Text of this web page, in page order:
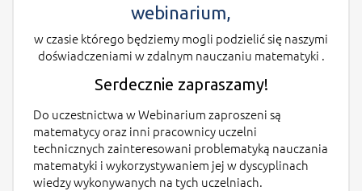
webinarium,
w czasie którego będziemy mogli podzielić się naszymi
doświadczeniami w zdalnym nauczaniu matematyki .
Serdecznie zapraszamy!
Do uczestnictwa w Webinarium zaproszeni są
matematycy oraz inni pracownicy uczelni
technicznych zainteresowani problematyką nauczania
matematyki i wykorzystywaniem jej w dyscyplinach
wiedzy wykonywanych na tych uczelniach.